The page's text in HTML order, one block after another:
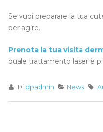
Se vuoi preparare la tua
per agire.
Prenota la tua visita
quale trattamento laser è
Di dpadmin News